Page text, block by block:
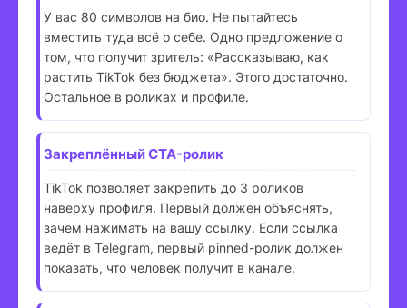
У вас 80 символов на био. Не пытайтесь
вместить туда всё о себе. Одно предложение о
том, что получит зритель: «Рассказываю, как
растить TikTok без бюджета». Этого достаточно.
Остальное в роликах и профиле.
Закреплённый CTA-ролик
TikTok позволяет закрепить до 3 роликов
наверху профиля. Первый должен объяснять,
зачем нажимать на вашу ссылку. Если ссылка
ведёт в Telegram, первый pinned-ролик должен
показать, что человек получит в канале.